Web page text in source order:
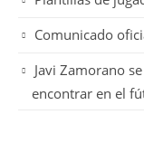
Comunicado
Javi Zamorano
encontrar en el